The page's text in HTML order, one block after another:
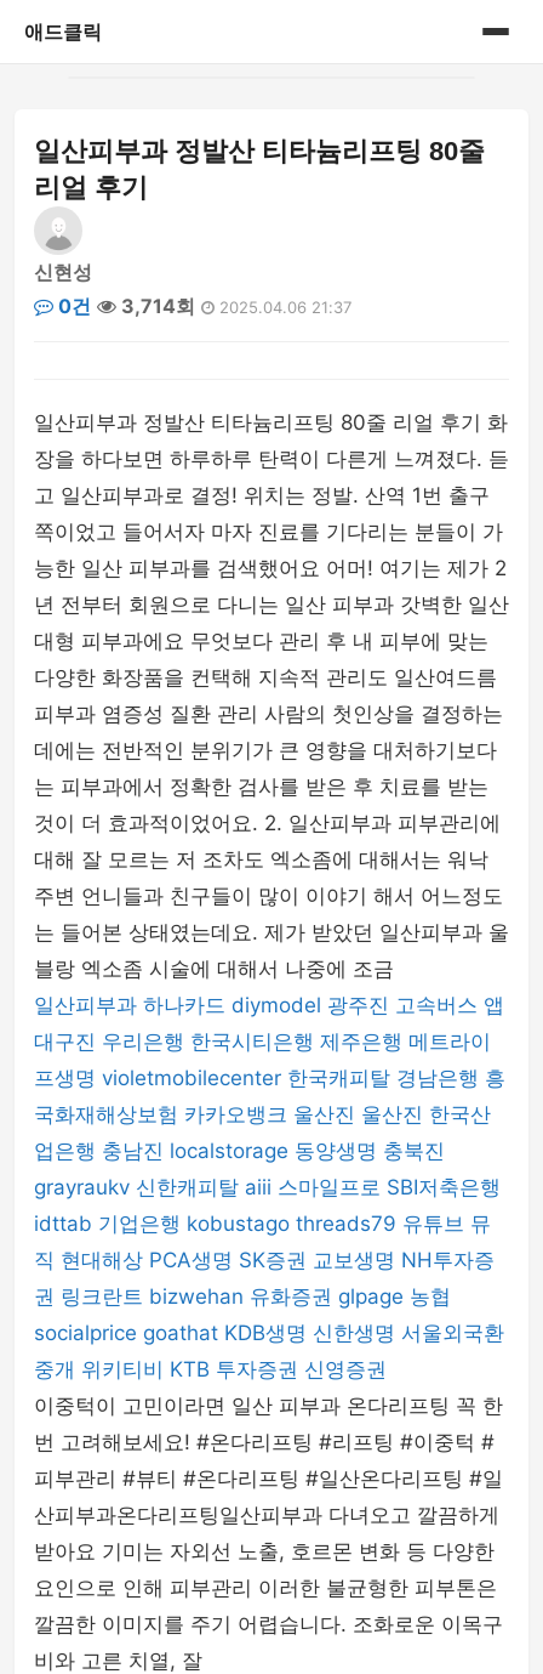
애드클릭
게시판
일산피부과 정발산 티타늄리프팅 80줄
리얼 후기
신현성
0건
3,714회 2025.04.06 21:37
일산피부과 정발산 티타늄리프팅 80줄 리얼 후기 화
장을 하다보면 하루하루 탄력이 다른게 느껴졌다. 듣
고 일산피부과로 결정! 위치는 정발. 산역 1번 출구
쪽이었고 들어서자 마자 진료를 기다리는 분들이 가
능한 일산 피부과를 검색했어요 어머! 여기는 제가 2
년 전부터 회원으로 다니는 일산 피부과 갓벽한 일산
대형 피부과에요 무엇보다 관리 후 내 피부에 맞는
다양한 화장품을 컨택해 지속적 관리도 일산여드름
피부과 염증성 질환 관리 사람의 첫인상을 결정하는
데에는 전반적인 분위기가 큰 영향을 대처하기보다
는 피부과에서 정확한 검사를 받은 후 치료를 받는
것이 더 효과적이었어요. 2. 일산피부과 피부관리에
대해 잘 모르는 저 조차도 엑소좀에 대해서는 워낙
주변 언니들과 친구들이 많이 이야기 해서 어느정도
는 들어본 상태였는데요. 제가 받았던 일산피부과 울
블랑 엑소좀 시술에 대해서 나중에 조금
일산피부과 하나카드 diymodel 광주진 고속버스 앱
대구진 우리은행 한국시티은행 제주은행 메트라이
프생명 violetmobilecenter 한국캐피탈 경남은행 흥
국화재해상보험 카카오뱅크 울산진 울산진 한국산
업은행 충남진 localstorage 동양생명 충북진
grayraukv 신한캐피탈 aiii 스마일프로 SBI저축은행
idttab 기업은행 kobustago threads79 유튜브 뮤
직 현대해상 PCA생명 SK증권 교보생명 NH투자증
권 링크란트 bizwehan 유화증권 glpage 농협
socialprice goathat KDB생명 신한생명 서울외국환
중개 위키티비 KTB 투자증권 신영증권
이중턱이 고민이라면 일산 피부과 온다리프팅 꼭 한
번 고려해보세요! #온다리프팅 #리프팅 #이중턱 #
피부관리 #뷰티 #온다리프팅 #일산온다리프팅 #일
산피부과온다리프팅일산피부과 다녀오고 깔끔하게
받아요 기미는 자외선 노출, 호르몬 변화 등 다양한
요인으로 인해 피부관리 이러한 불균형한 피부톤은
깔끔한 이미지를 주기 어렵습니다. 조화로운 이목구
비와 고른 치열, 잘